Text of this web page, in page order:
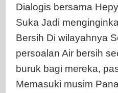
Dialogis bersama
Suka Jadi
Bersih Di wilayahnya
persoalan Air bersih
buruk bagi mereka,
Memasuki musim